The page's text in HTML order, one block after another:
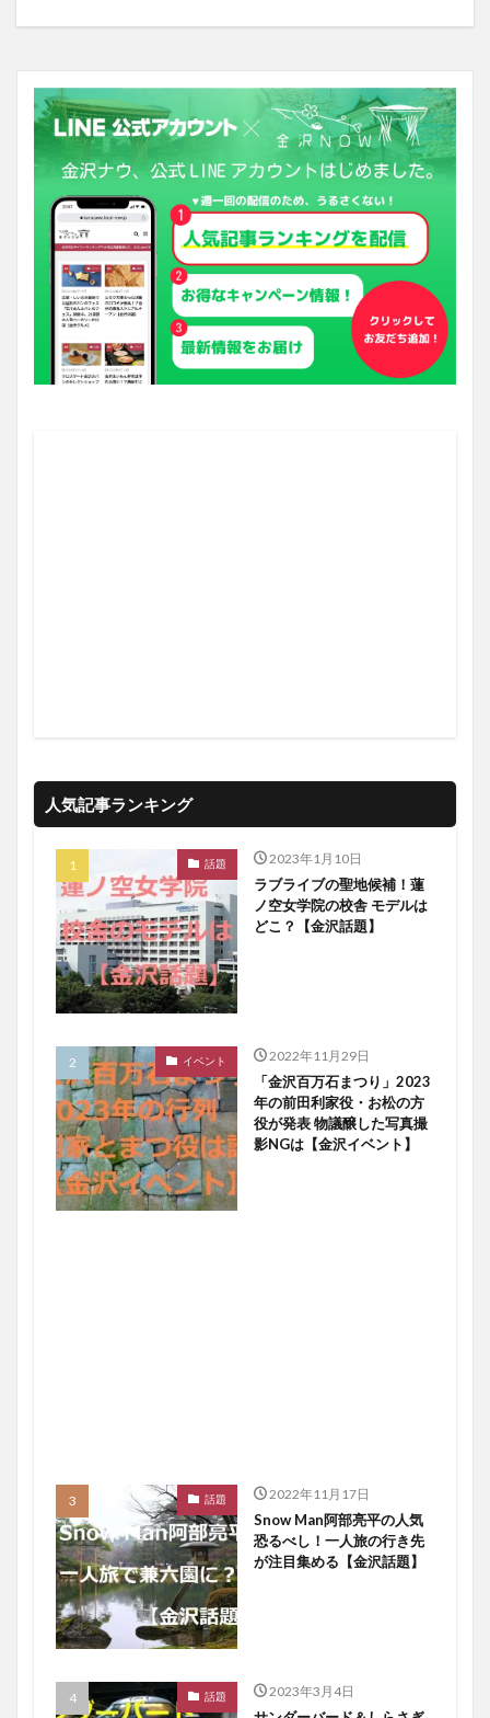
人気記事ランキング
話題 2023年1月10日
ラブライブの聖地候補！蓮
ノ空女学院の校舎 モデルは
どこ？【金沢話題】
イベント 2022年11月29日
「金沢百万石まつり」2023
年の前田利家役・お松の方
役が発表 物議醸した写真撮
影NGは【金沢イベント】
話題 2022年11月17日
Snow Man阿部亮平の人気
恐るべし！一人旅の行き先
が注目集める【金沢話題】
話題 2023年3月4日